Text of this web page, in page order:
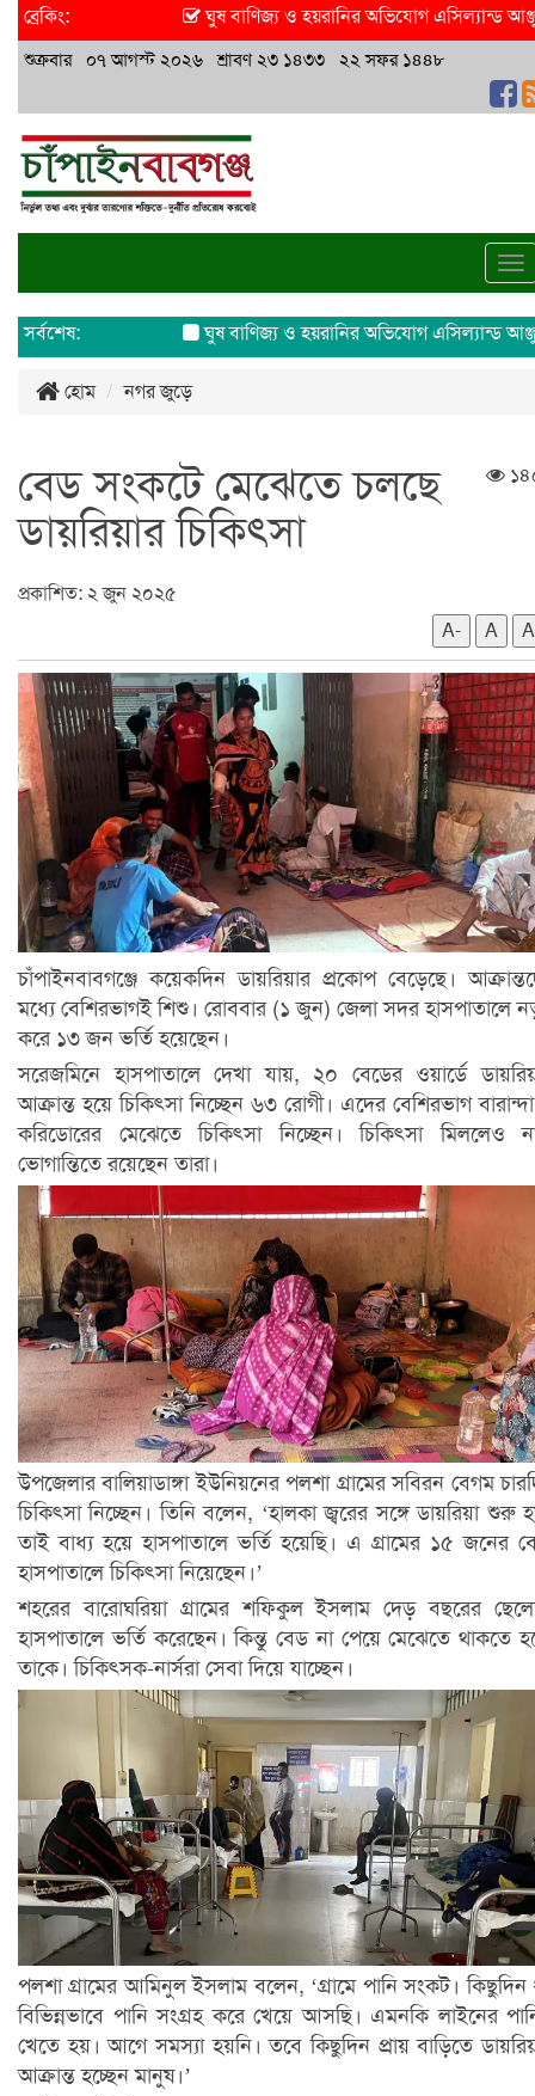
ব্রেকিং: ঘুষ বাণিজ্য ও হয়রানির অভিযোগ এসিল্যান্ড
শুক্রবার ০৭ আগস্ট ২০২৬ শ্রাবণ ২৩ ১৪৩৩ ২২ সফর ১৪৪৮
সর্বশেষ:
ঘুষ বাণিজ্য ও হয়রানির অভিযোগ এসিল্যান্ড
হোম নগর জুড়ে
বেড সংকটে মেঝেতে চলছে
ডায়রিয়ার চিকিৎসা
প্রকাশিত: ২ জুন ২০২৫
A-
A
চাঁপাইনবাবগঞ্জে কয়েকদিন ডায়রিয়ার প্রকোপ বেড়েছে।
মধ্যে বেশিরভাগই শিশু। রোববার (১ জুন) জেলা সদর হাসপাতালে
করে ১৩ জন ভর্তি হয়েছেন।
সরেজমিনে হাসপাতালে দেখা যায়, ২০ বেডের ওয়ার্ডে
আক্রান্ত হয়ে চিকিৎসা নিচ্ছেন ৬৩ রোগী। এদের বেশিরভাগ
করিডোরের মেঝেতে চিকিৎসা নিচ্ছেন। চিকিৎসা মিললেও
ভোগান্তিতে রয়েছেন তারা।
উপজেলার বালিয়াডাঙ্গা ইউনিয়নের পলশা গ্রামের সবিরন বেগম
চিকিৎসা নিচ্ছেন। তিনি বলেন, ‘হালকা জ্বরের সঙ্গে ডায়রিয়া শুরু
তাই বাধ্য হয়ে হাসপাতালে ভর্তি হয়েছি। এ গ্রামের ১৫ জনের
হাসপাতালে চিকিৎসা নিয়েছেন।’
শহরের বারোঘরিয়া গ্রামের শফিকুল ইসলাম দেড় বছরের
হাসপাতালে ভর্তি করেছেন। কিন্তু বেড না পেয়ে মেঝেতে থাকতে
তাকে। চিকিৎসক-নার্সরা সেবা দিয়ে যাচ্ছেন।
পলশা গ্রামের আমিনুল ইসলাম বলেন, ‘গ্রামে পানি সংকট। কিছুদিন
বিভিন্নভাবে পানি সংগ্রহ করে খেয়ে আসছি। এমনকি লাইনের
খেতে হয়। আগে সমস্যা হয়নি। তবে কিছুদিন প্রায় বাড়িতে
আক্রান্ত হচ্ছেন মানুষ।’